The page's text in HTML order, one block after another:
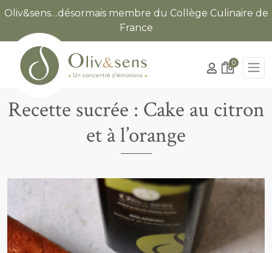
Oliv&sens…désormais membre du Collège Culinaire de
France
0
Recette sucrée : Cake au citron
et à l’orange